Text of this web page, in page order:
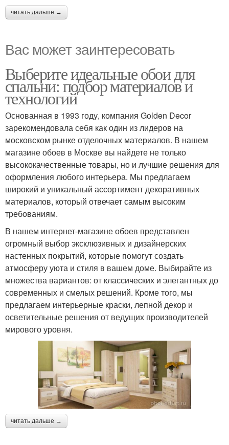
читать дальше →
Вас может заинтересовать
Выберите идеальные обои для
спальни: подбор материалов и
технологий
Основанная в 1993 году, компания Golden Decor
зарекомендовала себя как один из лидеров на
московском рынке отделочных материалов. В нашем
магазине обоев в Москве вы найдете не только
высококачественные товары, но и лучшие решения для
оформления любого интерьера. Мы предлагаем
широкий и уникальный ассортимент декоративных
материалов, который отвечает самым высоким
требованиям.
В нашем интернет-магазине обоев представлен
огромный выбор эксклюзивных и дизайнерских
настенных покрытий, которые помогут создать
атмосферу уюта и стиля в вашем доме. Выбирайте из
множества вариантов: от классических и элегантных до
современных и смелых решений. Кроме того, мы
предлагаем интерьерные краски, лепной декор и
осветительные решения от ведущих производителей
мирового уровня.
читать дальше →